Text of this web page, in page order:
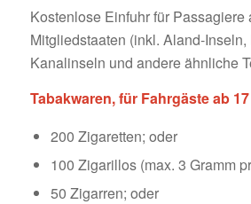
Kostenlose Einfuhr für Passagiere
Mitgliedstaaten (inkl. Aland-
Kanalinseln und andere ähnliche
Tabakwaren, für Fahrgäste ab
200 Zigaretten; oder
100 Zigarillos (max. 3 Gramm
50 Zigarren; oder